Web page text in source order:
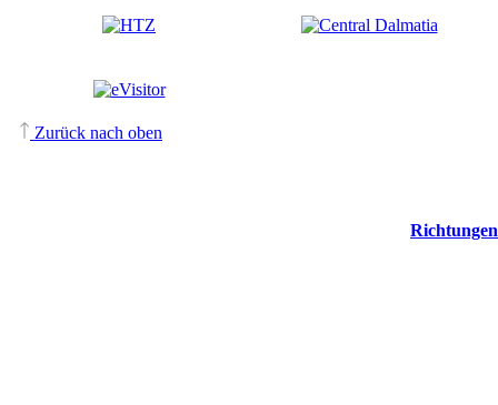
Richtungen
Zurück nach oben